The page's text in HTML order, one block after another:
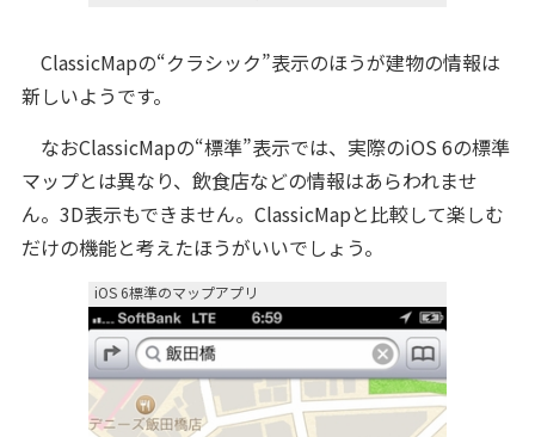
ClassicMapの“クラシック”表示のほうが建物の情報は
新しいようです。
なおClassicMapの“標準”表示では、実際のiOS 6の標準
マップとは異なり、飲食店などの情報はあらわれませ
ん。3D表示もできません。ClassicMapと比較して楽しむ
だけの機能と考えたほうがいいでしょう。
iOS 6標準のマップアプリ